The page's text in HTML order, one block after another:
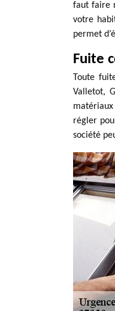
faut faire
votre
permet
Fuite
Toute
Valletot,
régler
société